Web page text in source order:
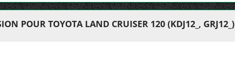
POUR TOYOTA LAND CRUISER 120 (KDJ12_, GRJ12_)